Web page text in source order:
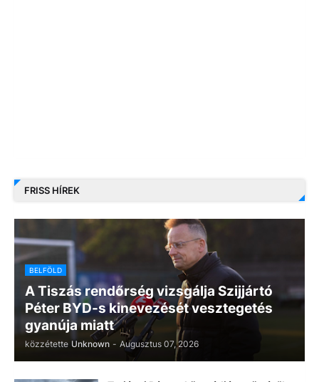
FRISS HÍREK
BELFÖLD
A Tiszás rendőrség vizsgálja Szijjártó
Péter BYD-s kinevezését vesztegetés
gyanúja miatt
közzétette Unknown - Augusztus 07, 2026